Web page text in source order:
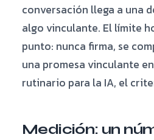
conversación llega a una
algo vinculante. El límite
punto: nunca firma, se
una promesa vinculante
rutinario para la IA, el
Medición: un